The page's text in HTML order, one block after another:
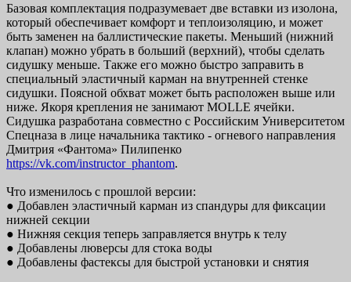
Базовая комплектация подразумевает две вставки из изолона,
который обеспечивает комфорт и теплоизоляцию, и может
быть заменен на баллистические пакеты. Меньший (нижний
клапан) можно убрать в больший (верхний), чтобы сделать
сидушку меньше. Также его можно быстро заправить в
специальный эластичный карман на внутренней стенке
сидушки. Поясной обхват может быть расположен выше или
ниже. Якоря крепления не занимают MOLLE ячейки.
Сидушка разработана совместно с Российским Университетом
Спецназа в лице начальника тактико - огневого направления
Дмитрия «Фантома» Пилипенко
https://vk.com/instructor_phantom.
Что изменилось с прошлой версии:
● Добавлен эластичный карман из спандуры для фиксации
нижней секции
● Нижняя секция теперь заправляется внутрь к телу
● Добавлены люверсы для стока воды
● Добавлены фастексы для быстрой установки и снятия